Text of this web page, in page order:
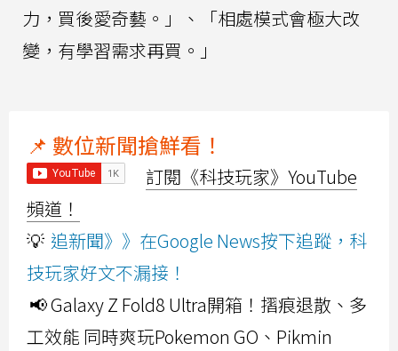
力，買後愛奇藝。」、「相處模式會極大改
變，有學習需求再買。」
📌 數位新聞搶鮮看！
訂閱《科技玩家》YouTube
頻道！
💡 追新聞》》在Google News按下追蹤，科
技玩家好文不漏接！
📢 Galaxy Z Fold8 Ultra開箱！摺痕退散、多
工效能 同時爽玩Pokemon GO、Pikmin